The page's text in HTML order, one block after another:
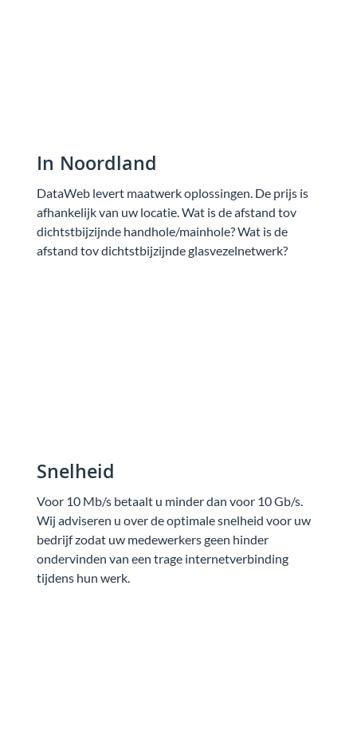
In Noordland
DataWeb levert maatwerk oplossingen. De prijs is
afhankelijk van uw locatie. Wat is de afstand tov
dichtstbijzijnde handhole/mainhole? Wat is de
afstand tov dichtstbijzijnde glasvezelnetwerk?
Snelheid
Voor 10 Mb/s betaalt u minder dan voor 10 Gb/s.
Wij adviseren u over de optimale snelheid voor uw
bedrijf zodat uw medewerkers geen hinder
ondervinden van een trage internetverbinding
tijdens hun werk.